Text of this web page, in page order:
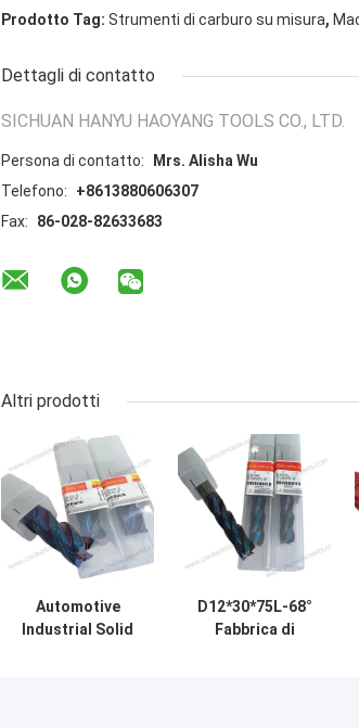
Prodotto Tag: Strumenti di carburo su misura,
Dettagli di contatto
SICHUAN HANYU HAOYANG TOOLS CO., LTD.
Persona di contatto:
Mrs. Alisha Wu
Telefono:
+8613880606307
Fax:
86-028-82633683
Altri prodotti
Automotive
Industrial Solid
D12*30*75L-68°
Fabbrica di